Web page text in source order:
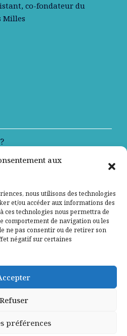
aux
nous utilisons des technologies
et/ou accéder aux informations des
ces technologies nous permettra de
comportement de navigation ou les
ne pas consentir ou de retirer son
négatif sur certaines
Refuser
préférences
co-fondateur du
Milles